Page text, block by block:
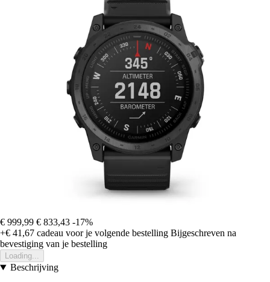
€ 999,99 € 833,43 -17%
+€ 41,67 cadeau voor je volgende bestelling Bijgeschreven na
bevestiging van je bestelling
Loading...
Beschrijving